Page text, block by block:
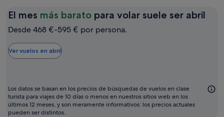
El mes más barato para volar suele ser abril
Desde 468 €-595 € por persona.
Ver vuelos en abril
Los datos se basan en los precios de búsquedas de vuelos en clase
turista para viajes de 10 días o menos en nuestros sitios web en los
últimos 12 meses, y son meramente informativos: los precios actuales
pueden ser distintos.